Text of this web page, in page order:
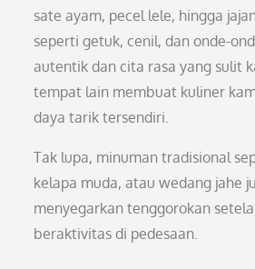
sate ayam, pecel lele, hingga
seperti getuk, cenil, dan onde-
autentik dan cita rasa yang sulit
tempat lain membuat kuliner
daya tarik tersendiri.
Tak lupa, minuman tradisional
kelapa muda, atau wedang jahe
menyegarkan tenggorokan
beraktivitas di pedesaan.